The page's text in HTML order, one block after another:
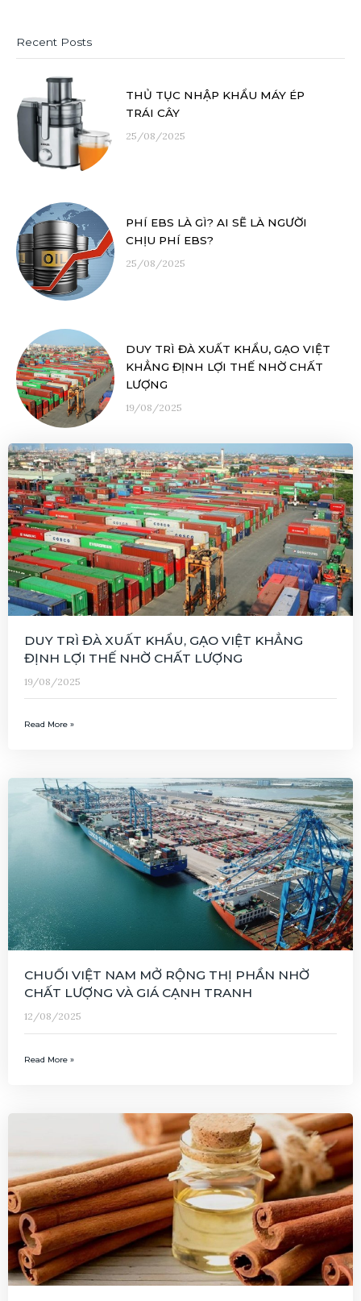
Recent Posts
THỦ TỤC NHẬP KHẨU MÁY ÉP
TRÁI CÂY
25/08/2025
PHÍ EBS LÀ GÌ? AI SẼ LÀ NGƯỜI
CHỊU PHÍ EBS?
25/08/2025
DUY TRÌ ĐÀ XUẤT KHẨU, GẠO VIỆT
KHẲNG ĐỊNH LỢI THẾ NHỜ CHẤT
LƯỢNG
19/08/2025
DUY TRÌ ĐÀ XUẤT KHẨU, GẠO VIỆT KHẲNG
ĐỊNH LỢI THẾ NHỜ CHẤT LƯỢNG
19/08/2025
Read More »
CHUỐI VIỆT NAM MỞ RỘNG THỊ PHẦN NHỜ
CHẤT LƯỢNG VÀ GIÁ CẠNH TRANH
12/08/2025
Read More »